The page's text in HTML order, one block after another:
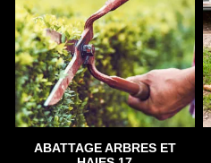
ABATTAGE ARBRES ET